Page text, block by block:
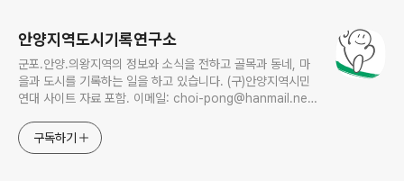
안양지역도시기록연구소
군포.안양.의왕지역의 정보와 소식을 전하고 골목과 동네, 마
을과 도시를 기록하는 일을 하고 있습니다. (구)안양지역시민
연대 사이트 자료 포함. 이메일: choi-pong@hanmail.net
구독하기